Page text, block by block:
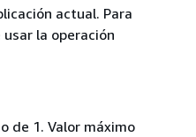
actual. Para
la operación
de 1. Valor máximo